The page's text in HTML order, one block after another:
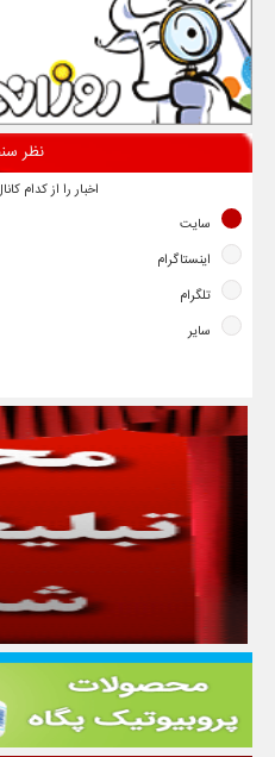
نظر
اخبار را از کدام
سایت
اینستاگرام
تلگرام
سایر